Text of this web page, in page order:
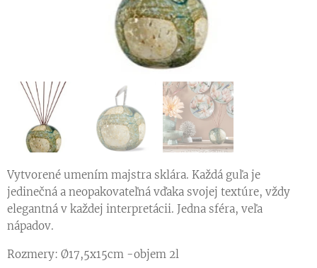
Vytvorené umením majstra sklára. Každá guľa je
jedinečná a neopakovateľná vďaka svojej textúre, vždy
elegantná v každej interpretácii. Jedna sféra, veľa
nápadov.
Rozmery: Ø17,5x15cm -objem 2l